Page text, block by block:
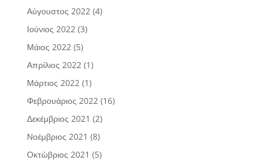
Αύγουστος 2022(4)
Ιούνιος 2022(3)
Μάιος 2022(5)
Απρίλιος 2022(1)
Μάρτιος 2022(1)
Φεβρουάριος 2022(16)
Δεκέμβριος 2021 (2)
Νοέμβριος 2021 (8)
Οκτώβριος 2021 (5)